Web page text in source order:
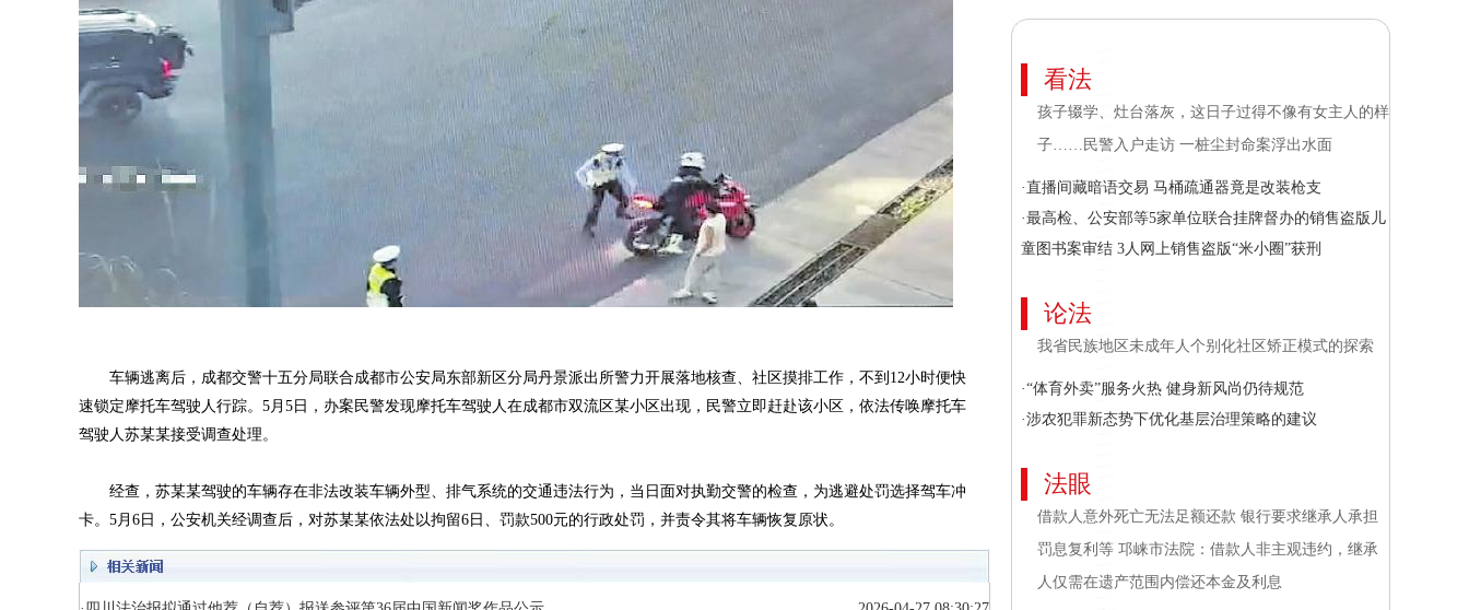
车辆逃离后，成都交警十五分局联合成都市公安局东部新区分局丹景派出所警力开展落地核查、社区摸排工作，不到12小时便快
速锁定摩托车驾驶人行踪。5月5日，办案民警发现摩托车驾驶人在成都市双流区某小区出现，民警立即赶赴该小区，依法传唤摩托车
驾驶人苏某某接受调查处理。
经查，苏某某驾驶的车辆存在非法改装车辆外型、排气系统的交通违法行为，当日面对执勤交警的检查，为逃避处罚选择驾车冲
卡。5月6日，公安机关经调查后，对苏某某依法处以拘留6日、罚款500元的行政处罚，并责令其将车辆恢复原状。
看法
孩子辍学、灶台落灰，这日子过得不像有女主人的样
子……民警入户走访 一桩尘封命案浮出水面
·直播间藏暗语交易 马桶疏通器竟是改装枪支
·最高检、公安部等5家单位联合挂牌督办的销售盗版儿
童图书案审结 3人网上销售盗版“米小圈”获刑
论法
我省民族地区未成年人个别化社区矫正模式的探索
·“体育外卖”服务火热 健身新风尚仍待规范
·涉农犯罪新态势下优化基层治理策略的建议
法眼
借款人意外死亡无法足额还款 银行要求继承人承担
罚息复利等 邛崃市法院：借款人非主观违约，继承
人仅需在遗产范围内偿还本金及利息